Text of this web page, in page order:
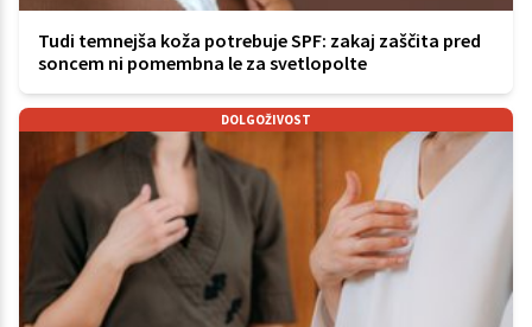
Tudi temnejša koža potrebuje SPF: zakaj zaščita pred
soncem ni pomembna le za svetlopolte
DOLGOŽIVOST